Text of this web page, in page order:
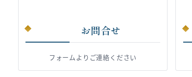
お問合せ
フォームよりご連絡ください